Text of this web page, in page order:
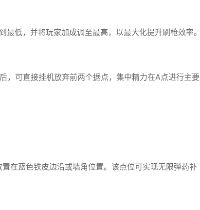
低，并将玩家加成调至最高，以最大化提升刷枪效率。
，可直接挂机放弃前两个据点，集中精力在A点进行主要
在蓝色铁皮边沿或墙角位置。该点位可实现无限弹药补